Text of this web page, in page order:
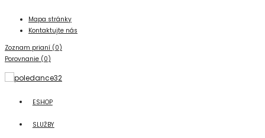
Mapa stránky
Kontaktujte nás
Zoznam prianí (0)
Porovnanie (0)
ESHOP
SLUŽBY